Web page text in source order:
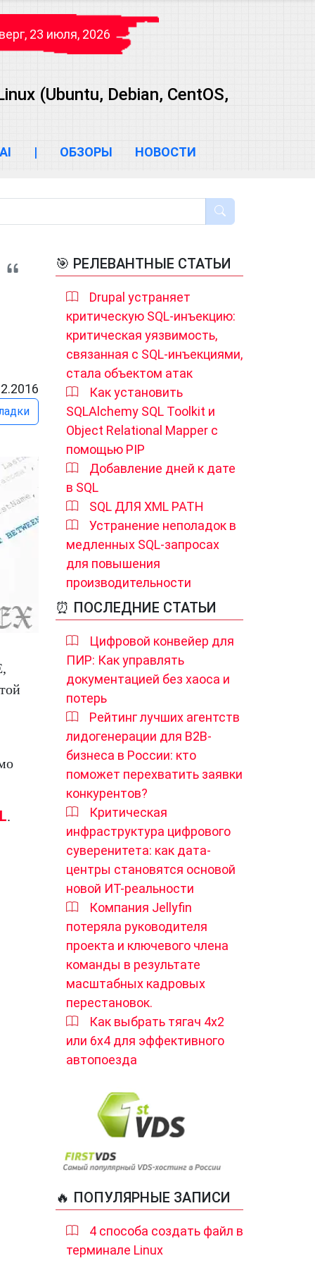
23 июля, 2026
(Ubuntu, Debian, CentOS,
AI | ОБЗОРЫ НОВОСТИ
.
🎯 РЕЛЕВАНТНЫЕ СТАТЬИ
Drupal устраняет
критическую SQL-инъекцию:
критическая уязвимость,
связанная с SQL-инъекциями,
стала объектом атак
Как установить
SQLAlchemy SQL Toolkit и
Object Relational Mapper с
помощью PIP
Добавление дней к дате
в SQL
SQL ДЛЯ XML PATH
Устранение неполадок в
медленных SQL-запросах
для повышения
производительности
⏰ ПОСЛЕДНИЕ СТАТЬИ
Цифровой конвейер для
ПИР: Как управлять
документацией без хаоса и
потерь
Рейтинг лучших агентств
лидогенерации для B2B-
бизнеса в России: кто
поможет перехватить заявки
конкурентов?
Критическая
инфраструктура цифрового
суверенитета: как дата-
центры становятся основой
новой ИТ-реальности
Компания Jellyfin
потеряла руководителя
проекта и ключевого члена
команды в результате
масштабных кадровых
перестановок.
Как выбрать тягач 4х2
или 6х4 для эффективного
автопоезда
🔥 ПОПУЛЯРНЫЕ ЗАПИСИ
4 способа создать файл в
терминале Linux